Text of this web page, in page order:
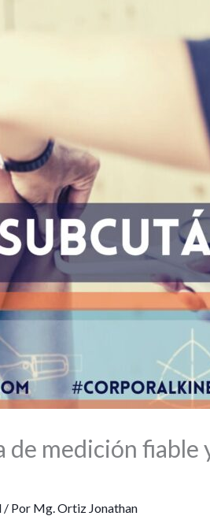
medición fiable
/ Por Mg. Ortiz Jonathan